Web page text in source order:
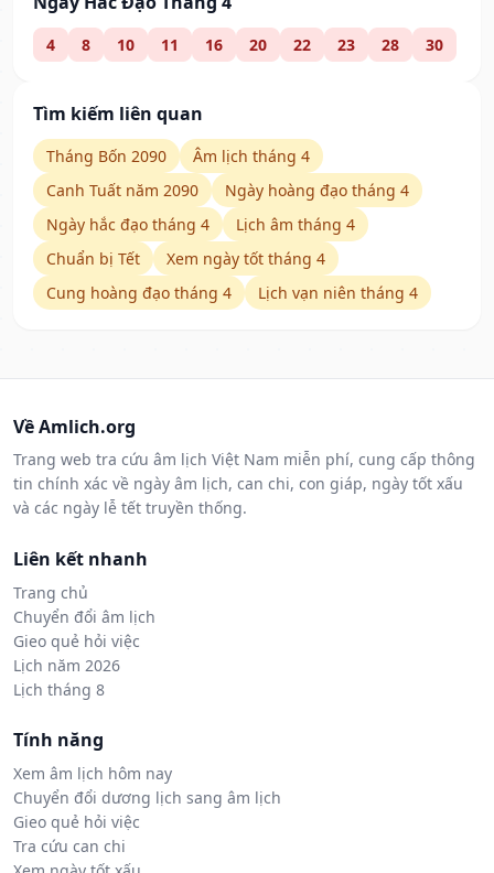
4 8 10 11 16 20 22 23 28 30
Tìm kiếm liên quan
Tháng Bốn 2090
Âm lịch tháng 4
Canh Tuất năm 2090
Ngày hoàng đạo tháng 4
Ngày hắc đạo tháng 4
Lịch âm tháng 4
Chuẩn bị Tết
Xem ngày tốt tháng 4
Cung hoàng đạo tháng 4
Lịch vạn niên tháng 4
Về Amlich.org
Trang web tra cứu âm lịch Việt Nam miễn phí, cung cấp thông
tin chính xác về ngày âm lịch, can chi, con giáp, ngày tốt xấu
và các ngày lễ tết truyền thống.
Liên kết nhanh
Trang chủ
Chuyển đổi âm lịch
Gieo quẻ hỏi việc
Lịch năm 2026
Lịch tháng 8
Tính năng
Xem âm lịch hôm nay
Chuyển đổi dương lịch sang âm lịch
Gieo quẻ hỏi việc
Tra cứu can chi